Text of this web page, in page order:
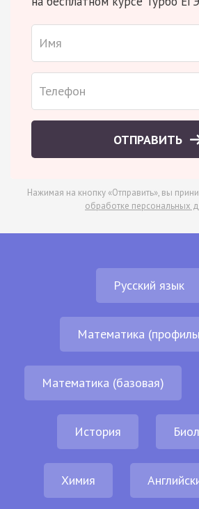
ОТПРАВИТЬ
Нажимая на кнопку «Отправить», вы
обработке персональных
Русский язык
Математика
Математика (базовая)
История
Химия